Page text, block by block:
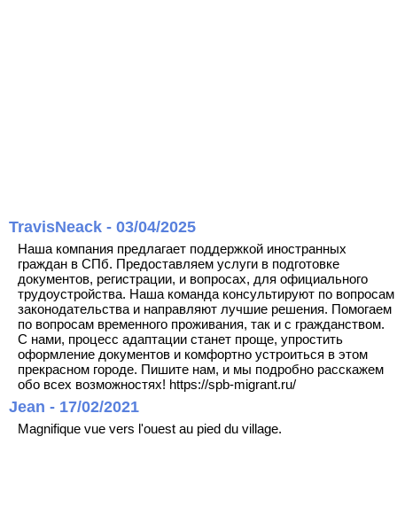
TravisNeack - 03/04/2025
Наша компания предлагает поддержкой иностранных
граждан в СПб. Предоставляем услуги в подготовке
документов, регистрации, и вопросах, для официального
трудоустройства. Наша команда консультируют по вопросам
законодательства и направляют лучшие решения. Помогаем
по вопросам временного проживания, так и с гражданством.
С нами, процесс адаптации станет проще, упростить
оформление документов и комфортно устроиться в этом
прекрасном городе. Пишите нам, и мы подробно расскажем
обо всех возможностях! https://spb-migrant.ru/
Jean - 17/02/2021
Magnifique vue vers l'ouest au pied du village.